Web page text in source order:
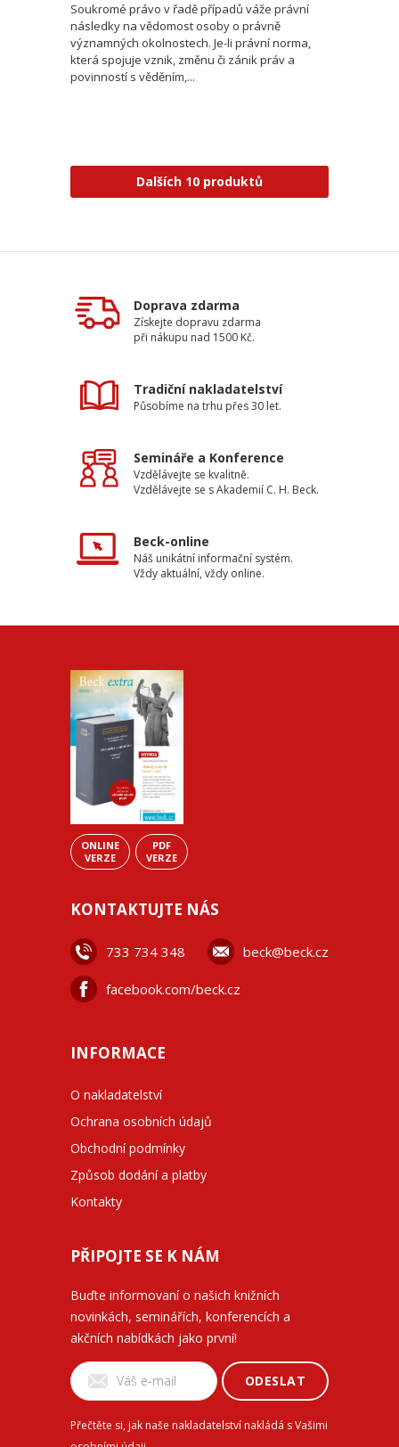
Soukromé právo v řadě případů váže právní
následky na vědomost osoby o právně
významných okolnostech. Je-li právní norma,
která spojuje vznik, změnu či zánik práv a
povinností s věděním,...
Dalších 10 produktů
Doprava zdarma
Získejte dopravu zdarma
při nákupu nad 1500 Kč.
Tradiční nakladatelství
Působíme na trhu přes 30 let.
Semináře a Konference
Vzdělávejte se kvalitně.
Vzdělávejte se s Akademií C. H. Beck.
Beck-online
Náš unikátní informační systém.
Vždy aktuální, vždy online.
ONLINE
VERZE
PDF
VERZE
KONTAKTUJTE NÁS
733 734 348 beck@beck.cz
facebook.com/beck.cz
INFORMACE
O nakladatelství
Ochrana osobních údajů
Obchodní podmínky
Způsob dodání a platby
Kontakty
PŘIPOJTE SE K NÁM
Buďte informovaní o našich knižních
novinkách, seminářích, konferencích a
akčních nabídkách jako první!
ODESLAT
Přečtěte si, jak naše nakladatelství nakládá s Vašimi